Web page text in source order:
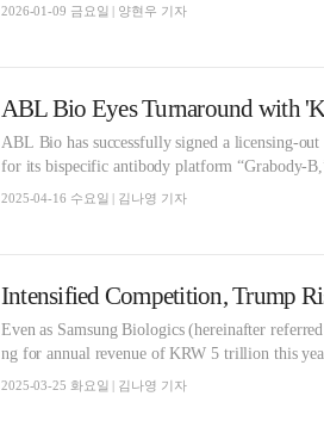
2026-01-09 금요일 | 양현우 기자
ABL Bio has successfully signed a licensing-
for its bispecific antibody platform “Grabody-
2025-04-16 수요일 | 김나영 기자
Even as Samsung Biologics (hereinafter
ng for annual revenue of KRW 5 trillion this
2025-03-25 화요일 | 김나영 기자